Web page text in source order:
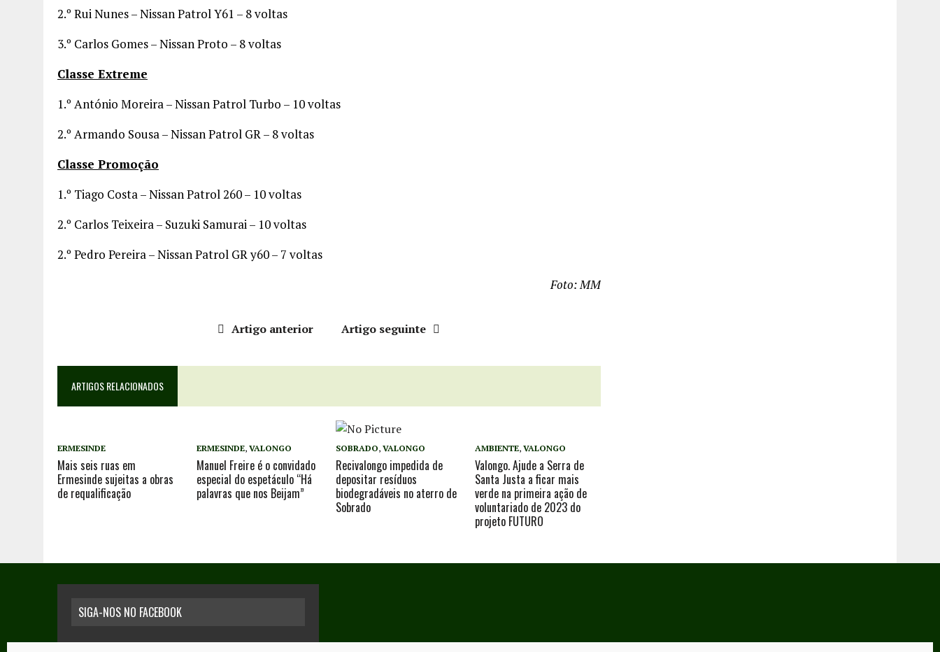
2.º Rui Nunes – Nissan Patrol Y61 – 8 voltas
3.º Carlos Gomes – Nissan Proto – 8 voltas
Classe Extreme
1.º António Moreira – Nissan Patrol Turbo – 10 voltas
2.º Armando Sousa – Nissan Patrol GR – 8 voltas
Classe Promoção
1.º Tiago Costa – Nissan Patrol 260 – 10 voltas
2.º Carlos Teixeira – Suzuki Samurai – 10 voltas
2.º Pedro Pereira – Nissan Patrol GR y60 – 7 voltas
Foto: MM
Artigo anterior Artigo seguinte
ARTIGOS RELACIONADOS
ERMESINDE
Mais seis ruas em
Ermesinde sujeitas a obras
de requalificação
ERMESINDE,VALONGO
Manuel Freire é o convidado
especial do espetáculo “Há
palavras que nos Beijam”
SOBRADO,VALONGO
Recivalongo impedida de
depositar resíduos
biodegradáveis no aterro de
Sobrado
AMBIENTE,VALONGO
Valongo. Ajude a Serra de
Santa Justa a ficar mais
verde na primeira ação de
voluntariado de 2023 do
projeto FUTURO
SIGA-NOS NO FACEBOOK